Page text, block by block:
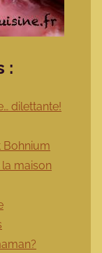
:
dilettante!
Bohnium
maison